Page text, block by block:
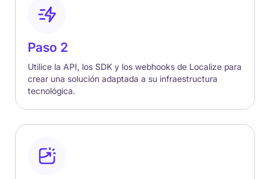
Paso 2
Utilice la API, los SDK y los webhooks de Localize para
crear una solución adaptada a su infraestructura
tecnológica.